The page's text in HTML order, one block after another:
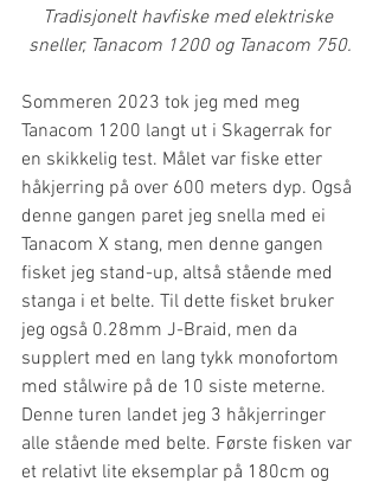
Tradisjonelt havfiske med elektriske
sneller, Tanacom 1200 og Tanacom 750.
Sommeren 2023 tok jeg med meg
Tanacom 1200 langt ut i Skagerrak for
en skikkelig test. Målet var fiske etter
håkjerring på over 600 meters dyp. Også
denne gangen paret jeg snella med ei
Tanacom X stang, men denne gangen
fisket jeg stand-up, altså stående med
stanga i et belte. Til dette fisket bruker
jeg også 0.28mm J-Braid, men da
supplert med en lang tykk monofortom
med stålwire på de 10 siste meterne.
Denne turen landet jeg 3 håkjerringer
alle stående med belte. Første fisken var
et relativt lite eksemplar på 180cm og